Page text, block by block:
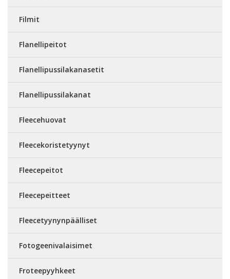
Filmit
Flanellipeitot
Flanellipussilakanasetit
Flanellipussilakanat
Fleecehuovat
Fleecekoristetyynyt
Fleecepeitot
Fleecepeitteet
Fleecetyynynpäälliset
Fotogeenivalaisimet
Froteepyyhkeet